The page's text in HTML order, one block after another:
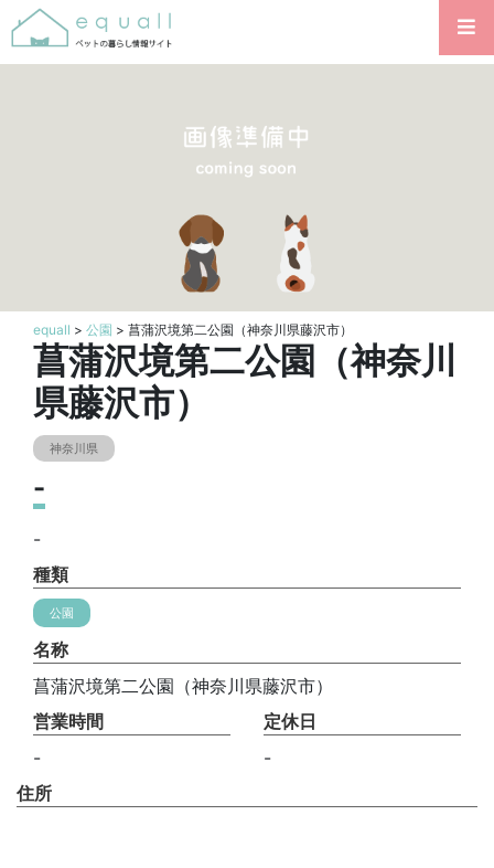
equall > 公園 > 菖蒲沢境第二公園（神奈川県藤沢市）
菖蒲沢境第二公園（神奈川
県藤沢市）
神奈川県
-
-
種類
公園
名称
菖蒲沢境第二公園（神奈川県藤沢市）
営業時間
-
定休日
-
住所